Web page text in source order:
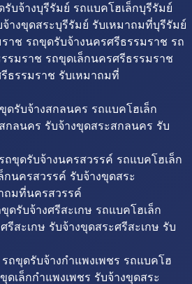
บจ้างบุรีรัมย์ รถแบคโฮเล็กบุรีรัมย์
างขุดสระบุรีรัมย์ รับเหมาถมที่บุรีรัมย์
าช รถขุดรับจ้างนครศรีธรรมราช รถ
รมราช รถขุดเล็กนครศรีธรรมราช
ธรรมราช รับเหมาถมที่
ดรับจ้างสกลนคร รถแบคโฮเล็ก
กลนคร รับจ้างขุดสระสกลนคร รับ
ถขุดรับจ้างนครสวรรค์ รถแบคโฮเล็ก
นครสวรรค์ รับจ้างขุดสระ
ถมที่นครสวรรค์
ดรับจ้างศรีสะเกษ รถแบคโฮเล็ก
รีสะเกษ รับจ้างขุดสระศรีสะเกษ รับ
ถขุดรับจ้างกำแพงเพชร รถแบคโฮ
ดเล็กกำแพงเพชร รับจ้างขุดสระ